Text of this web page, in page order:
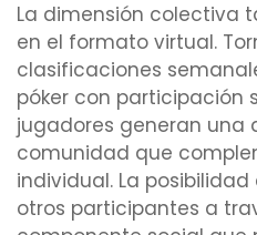
La dimensión colectiva
en el formato virtual.
clasificaciones
póker con participación
jugadores generan una
comunidad que
individual. La
otros participantes a